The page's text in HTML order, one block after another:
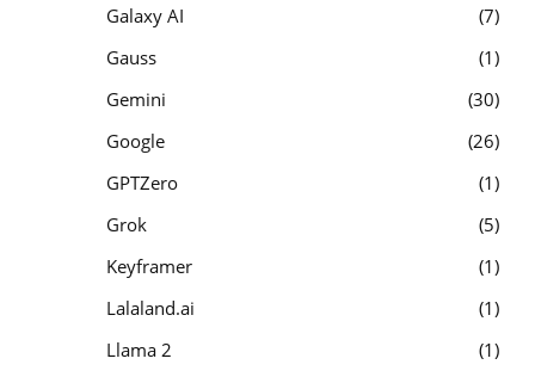
Galaxy AI
7
Gauss
1
Gemini
30
Google
26
GPTZero
1
Grok
5
Keyframer
1
Lalaland.ai
1
Llama 2
1